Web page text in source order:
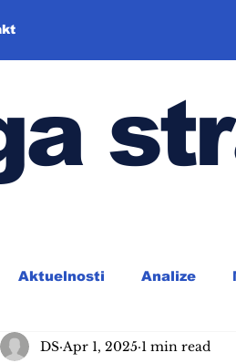
Aktuelnosti Analize
DS Apr 1, 2025 1 min read